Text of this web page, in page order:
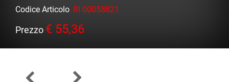
Codice Articolo RI 00058821
Prezzo € 55,36